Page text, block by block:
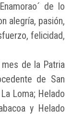
de lo
alegría, pasión,
felicidad,
de la Patria
de San
Loma; Helado
y Helado